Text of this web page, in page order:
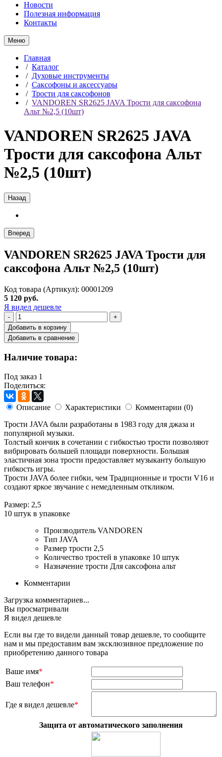
Новости
Полезная информация
Контакты
Меню
Главная
/ Каталог
/ Духовые инструменты
/ Саксофоны и аксессуары
/ Трости для саксофонов
/ VANDOREN SR2625 JAVA Трости для саксофона
Альт №2,5 (10шт)
VANDOREN SR2625 JAVA
Трости для саксофона Альт
№2,5 (10шт)
Назад
Вперед
VANDOREN SR2625 JAVA Трости для
саксофона Альт №2,5 (10шт)
Код товара (Артикул): 00001209
5 120 руб.
Я видел дешевле
-
+
Добавить в корзину
Добавить в сравнение
Наличие товара:
Под заказ 1
Поделиться:
Описание Характеристики
Комментарии (0)
Трости JAVA были разработаны в 1983 году для джаза и
популярной музыки.
Толстый кончик в сочетании с гибкостью трости позволяют
вибрировать большей площади поверхности. Большая
эластичная зона трости предоставляет музыканту большую
гибкость игры.
Трости JAVA более гибки, чем Традиционные и трости V16 и
создают яркое звучание с немедленным откликом.
Размер: 2,5
10 штук в упаковке
Производитель VANDOREN
Тип JAVA
Размер трости 2,5
Количество тростей в упаковке 10 штук
Назначение трости Для саксофона альт
Комментарии
Загрузка комментариев...
Вы просматривали
Я видел дешевле
Если вы где то видели данный товар дешевле, то сообщите
нам и мы предоставим вам эксклюзивное предложение по
приобретению данного товара
Ваше имя*
Ваш телефон*
Где я видел дешевле*
Защита от автоматического заполнения